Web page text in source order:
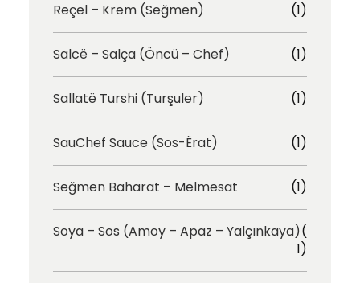
Reçel – Krem (Seğmen) (1)
Salcë – Salça (Öncü – Chef) (1)
Sallatë Turshi (Turşuler) (1)
SauChef Sauce (Sos-Ërat) (1)
Seğmen Baharat – Melmesat (1)
Soya – Sos (Amoy – Apaz – Yalçınkaya)(
1)